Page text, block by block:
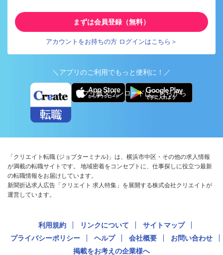
まずは会員登録（無料）
アカウントをお持ちの方 ログインはこちら＞
＼アプリのご利用でもっと便利に！／
アプリ版ダウンロードはこちらから
「クリエイト転職 (ジョブターミナル)」は、横浜市中区・その他の求人情報
が満載の転職サイトです。 地域密着をコンセプトに、仕事探しに役立つ最新
の転職情報をお届けしています。
新聞折込求人広告「クリエイト 求人特集」を展開する株式会社クリエイトが
運営しています。
利用規約 リンクについて
サイトマップ
プライバシーポリシー
ヘルプ 会社概要
お問い合わせ
掲載をお考えの企業様へ